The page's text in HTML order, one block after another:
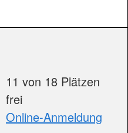
11 von 18 Plätzen
frei
Online-Anmeldung